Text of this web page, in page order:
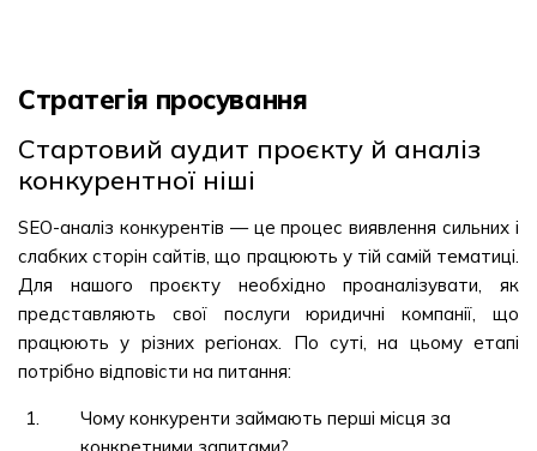
Стратегія просування
Стартовий аудит проєкту й аналіз
конкурентної ніші
SEO-аналіз конкурентів — це процес виявлення сильних і
слабких сторін сайтів, що працюють у тій самій тематиці.
Для нашого проєкту необхідно проаналізувати, як
представляють свої послуги юридичні компанії, що
працюють у різних регіонах. По суті, на цьому етапі
потрібно відповісти на питання:
Чому конкуренти займають перші місця за